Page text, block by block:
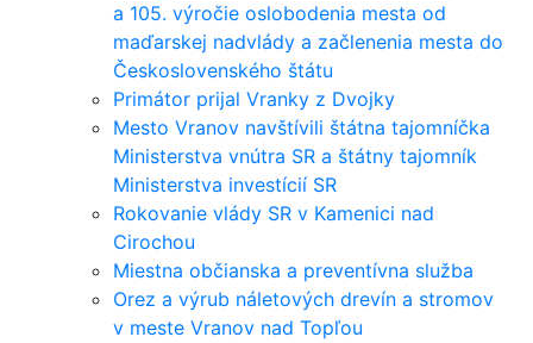
a 105. výročie oslobodenia mesta od
maďarskej nadvlády a začlenenia mesta do
Československého štátu
Primátor prijal Vranky z Dvojky
Mesto Vranov navštívili štátna tajomníčka
Ministerstva vnútra SR a štátny tajomník
Ministerstva investícií SR
Rokovanie vlády SR v Kamenici nad
Cirochou
Miestna občianska a preventívna služba
Orez a výrub náletových drevín a stromov
v meste Vranov nad Topľou